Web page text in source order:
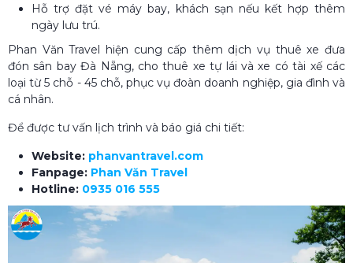
Hỗ trợ đặt vé máy bay, khách sạn nếu kết hợp thêm
ngày lưu trú.
Phan Văn Travel hiện cung cấp thêm dịch vụ thuê xe đưa
đón sân bay Đà Nẵng, cho thuê xe tự lái và xe có tài xế các
loại từ 5 chỗ - 45 chỗ, phục vụ đoàn doanh nghiệp, gia đình và
cá nhân.
Để được tư vấn lịch trình và báo giá chi tiết:
Website: phanvantravel.com
Fanpage: Phan Văn Travel
Hotline: 0935 016 555